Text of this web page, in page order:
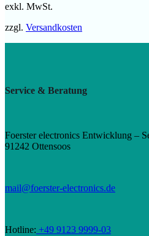
exkl. MwSt.
zzgl. Versandkosten
Service & Beratung
Foerster electronics Entwicklung –
91242 Ottensoos
mail@foerster-electronics.de
Hotline: +49 9123 9999-03